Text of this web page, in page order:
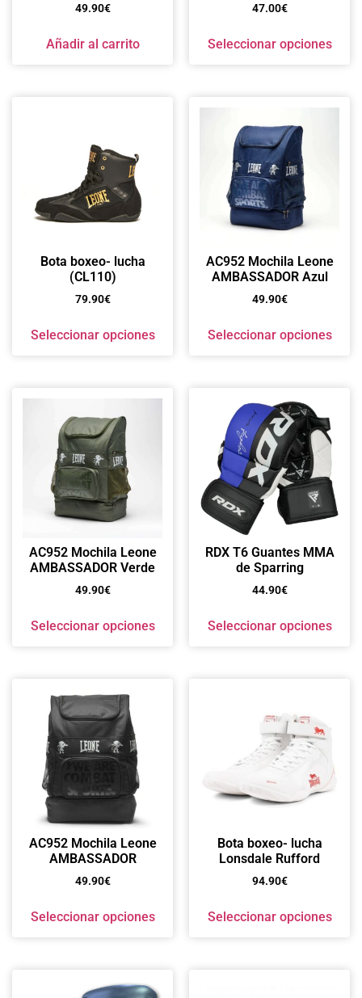
49.90€
Añadir al carrito
47.00€
Seleccionar opciones
Bota boxeo- lucha
(CL110)
79.90€
Seleccionar opciones
AC952 Mochila Leone
AMBASSADOR Azul
49.90€
Seleccionar opciones
AC952 Mochila Leone
AMBASSADOR Verde
49.90€
Seleccionar opciones
RDX T6 Guantes MMA
de Sparring
44.90€
Seleccionar opciones
AC952 Mochila Leone
AMBASSADOR
49.90€
Seleccionar opciones
Bota boxeo- lucha
Lonsdale Rufford
94.90€
Seleccionar opciones